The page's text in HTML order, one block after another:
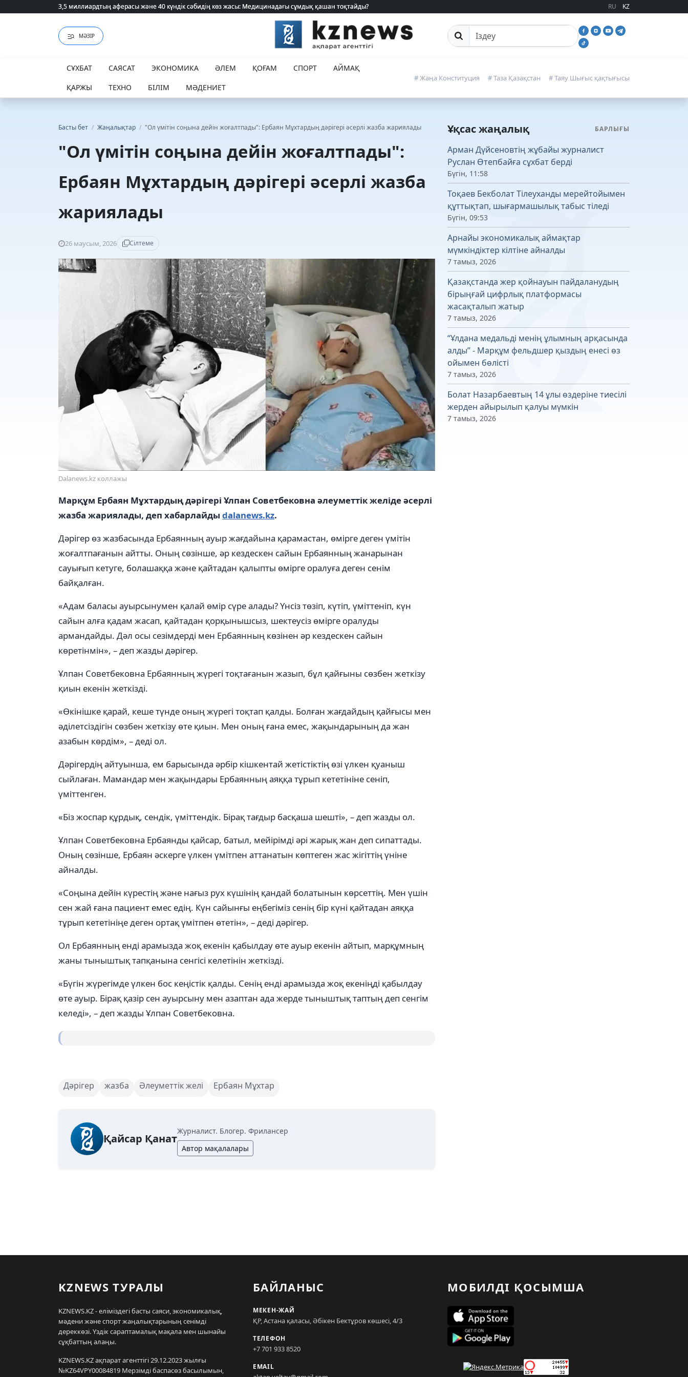
3,5 миллиардтың аферасы және 40 күндік сәбидің көз жасы: Медицинадағы сұмдық қашан тоқтайды?
3,5 миллиардтың аферасы және 40 күндік сәбидің көз жасы: Медицинадағы сұмдық қашан тоқтайды? RU KZ
МӘЗІР Сайттан іздеу
СҰХБАТ САЯСАТ ЭКОНОМИКА ӘЛЕМ ҚОҒАМ СПОРТ
АЙМАҚ
ҚАРЖЫ
ТЕХНО БІЛІМ МӘДЕНИЕТ
# Жаңа Конституция # Таза Қазақстан # Таяу Шығыс қақтығысы
Басты бет / Жаңалықтар / "Ол үмітін соңына дейін жоғалтпады": Ербаян Мұхтардың дәрігері әсерлі жазба жариялады
"Ол үмітін соңына дейін жоғалтпады":
Ербаян Мұхтардың дәрігері әсерлі жазба
жариялады
26 маусым, 2026 Сілтеме
Dalanews.kz коллажы
Марқұм Ербаян Мұхтардың дәрігері Ұлпан Советбековна әлеуметтік желіде әсерлі
жазба жариялады, деп хабарлайды dalanews.kz.
Дәрігер өз жазбасында Ербаянның ауыр жағдайына қарамастан, өмірге деген үмітін
жоғалтпағанын айтты. Оның сөзінше, әр кездескен сайын Ербаянның жанарынан
сауығып кетуге, болашаққа және қайтадан қалыпты өмірге оралуға деген сенім
байқалған.
«Адам баласы ауырсынумен қалай өмір сүре алады? Үнсіз төзіп, күтіп, үміттеніп, күн
сайын алға қадам жасап, қайтадан қорқынышсыз, шектеусіз өмірге оралуды
армандайды. Дәл осы сезімдерді мен Ербаянның көзінен әр кездескен сайын
көретінмін», – деп жазды дәрігер.
Ұлпан Советбековна Ербаянның жүрегі тоқтағанын жазып, бұл қайғыны сөзбен жеткізу
қиын екенін жеткізді.
«Өкінішке қарай, кеше түнде оның жүрегі тоқтап қалды. Болған жағдайдың қайғысы мен
әділетсіздігін сөзбен жеткізу өте қиын. Мен оның ғана емес, жақындарының да жан
азабын көрдім», – деді ол.
Дәрігердің айтуынша, ем барысында әрбір кішкентай жетістіктің өзі үлкен қуаныш
сыйлаған. Мамандар мен жақындары Ербаянның аяққа тұрып кететініне сеніп,
үміттенген.
«Біз жоспар құрдық, сендік, үміттендік. Бірақ тағдыр басқаша шешті», – деп жазды ол.
Ұлпан Советбековна Ербаянды қайсар, батыл, мейірімді әрі жарық жан деп сипаттады.
Оның сөзінше, Ербаян әскерге үлкен үмітпен аттанатын көптеген жас жігіттің үніне
айналды.
«Соңына дейін күрестің және нағыз рух күшінің қандай болатынын көрсеттің. Мен үшін
сен жай ғана пациент емес едің. Күн сайынғы еңбегіміз сенің бір күні қайтадан аяққа
тұрып кететініңе деген ортақ үмітпен өтетін», – деді дәрігер.
Ол Ербаянның енді арамызда жоқ екенін қабылдау өте ауыр екенін айтып, марқұмның
жаны тыныштық тапқанына сенгісі келетінін жеткізді.
«Бүгін жүрегімде үлкен бос кеңістік қалды. Сенің енді арамызда жоқ екеніңді қабылдау
өте ауыр. Бірақ қазір сен ауырсыну мен азаптан ада жерде тыныштық таптың деп сенгім
келеді», – деп жазды Ұлпан Советбековна.
Дәрігер жазба Әлеуметтік желі Ербаян Мұхтар
Қайсар Қанат
Журналист. Блогер. Фрилансер
Автор мақалалары
Ұқсас жаңалық БАРЛЫҒЫ
Арман Дүйсеновтің жұбайы журналист
Руслан Өтепбайға сұхбат берді
Бүгін, 11:58
Тоқаев Бекболат Тілеуханды мерейтойымен
құттықтап, шығармашылық табыс тіледі
Бүгін, 09:53
Арнайы экономикалық аймақтар
мүмкіндіктер кілтіне айналды
7 тамыз, 2026
Қазақстанда жер қойнауын пайдаланудың
бірыңғай цифрлық платформасы
жасақталып жатыр
7 тамыз, 2026
“Ұлдана медальді менің ұлымның арқасында
алды” - Марқұм фельдшер қыздың енесі өз
ойымен бөлісті
7 тамыз, 2026
Болат Назарбаевтың 14 ұлы өздеріне тиесілі
жерден айырылып қалуы мүмкін
7 тамыз, 2026
KZNEWS ТУРАЛЫ
KZNEWS.KZ - еліміздегі басты саяси, экономикалық,
мәдени және спорт жаңалықтарының сенімді
дереккөзі. Үздік сараптамалық мақала мен шынайы
сұқбаттың алаңы.
KZNEWS.KZ ақпарат агенттігі 29.12.2023 жылғы
№KZ64VPY00084819 Мерзімді баспасөз басылымын,
БАЙЛАНЫС
МЕКЕН-ЖАЙ
ҚР, Астана қаласы, Әбікен Бектұров көшесі, 4/3
ТЕЛЕФОН
+7 701 933 8520
EMAIL
МОБИЛДІ ҚОСЫМША